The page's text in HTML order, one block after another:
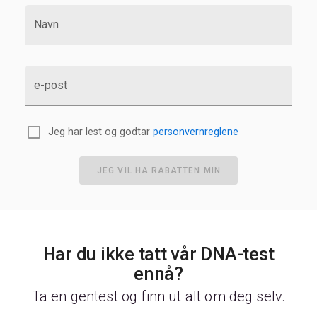
Navn
e-post
Jeg har lest og godtar personvernreglene
JEG VIL HA RABATTEN MIN
Har du ikke tatt vår DNA-test
ennå?
Ta en gentest og finn ut alt om deg selv.